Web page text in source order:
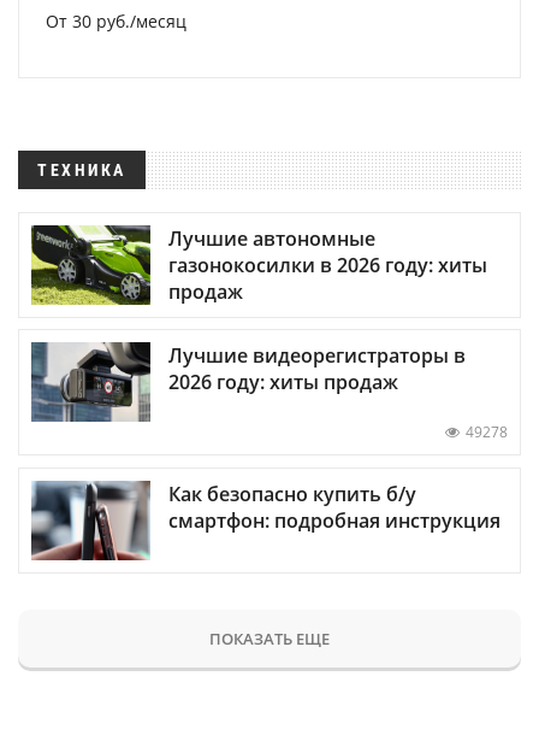
От 30 руб./месяц
ТЕХНИКА
Лучшие автономные
газонокосилки в 2026 году: хиты
продаж
Лучшие видеорегистраторы в
2026 году: хиты продаж
49278
Как безопасно купить б/у
смартфон: подробная инструкция
ПОКАЗАТЬ ЕЩЕ